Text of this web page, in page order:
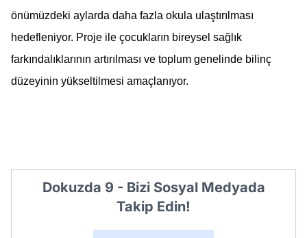
önümüzdeki aylarda daha fazla okula ulaştırılması
hedefleniyor. Proje ile çocukların bireysel sağlık
farkındalıklarının artırılması ve toplum genelinde bilinç
düzeyinin yükseltilmesi amaçlanıyor.
Dokuzda 9 - Bizi Sosyal Medyada
Takip Edin!